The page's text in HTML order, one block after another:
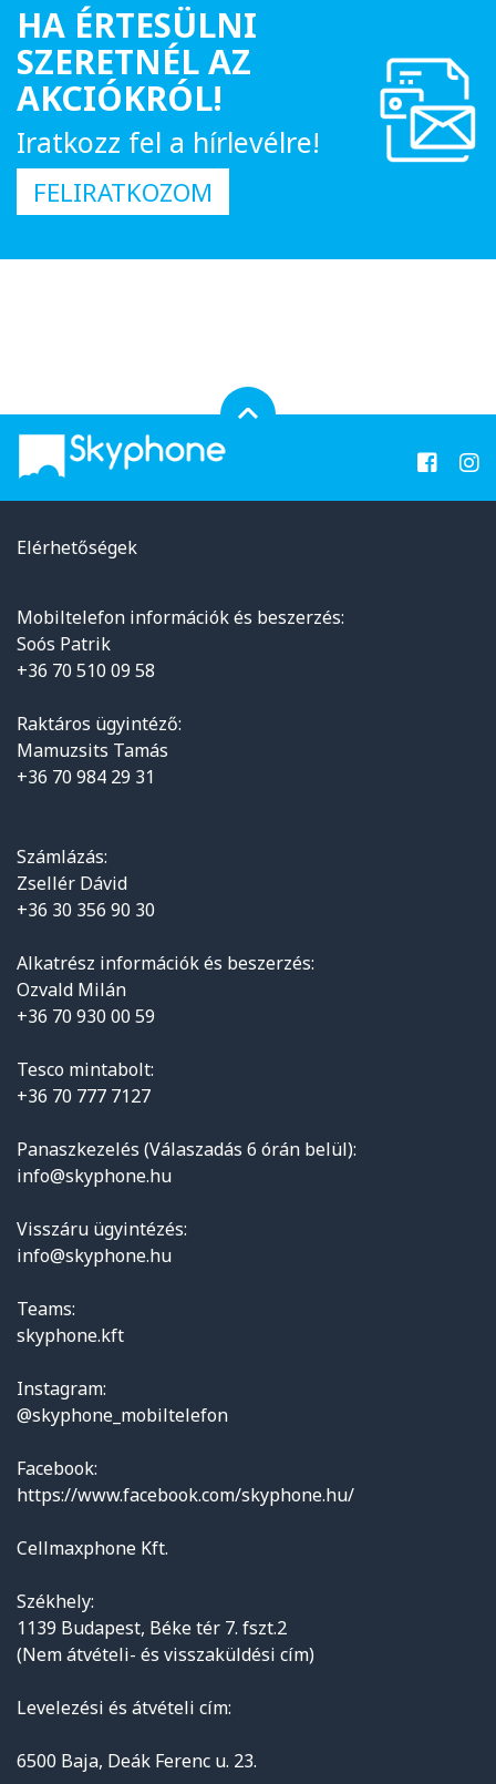
HA ÉRTESÜLNI
SZERETNÉL AZ
AKCIÓKRÓL!
Iratkozz fel a hírlevélre!
FELIRATKOZOM
Elérhetőségek
Mobiltelefon információk és beszerzés:
Soós Patrik
+36 70 510 09 58
Raktáros ügyintéző:
Mamuzsits Tamás
+36 70 984 29 31
Számlázás:
Zsellér Dávid
+36 30 356 90 30
Alkatrész információk és beszerzés:
Ozvald Milán
+36 70 930 00 59
Tesco mintabolt:
+36 70 777 7127
Panaszkezelés (Válaszadás 6 órán belül):
info@skyphone.hu
Visszáru ügyintézés:
info@skyphone.hu
Teams:
skyphone.kft
Instagram:
@skyphone_mobiltelefon
Facebook:
https://www.facebook.com/skyphone.hu/
Cellmaxphone Kft.
Székhely:
1139 Budapest, Béke tér 7. fszt.2
(Nem átvételi- és visszaküldési cím)
Levelezési és átvételi cím:
6500 Baja, Deák Ferenc u. 23.